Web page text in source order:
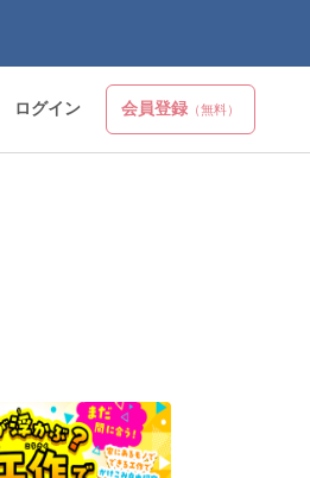
ログイン 会員登録（無料）